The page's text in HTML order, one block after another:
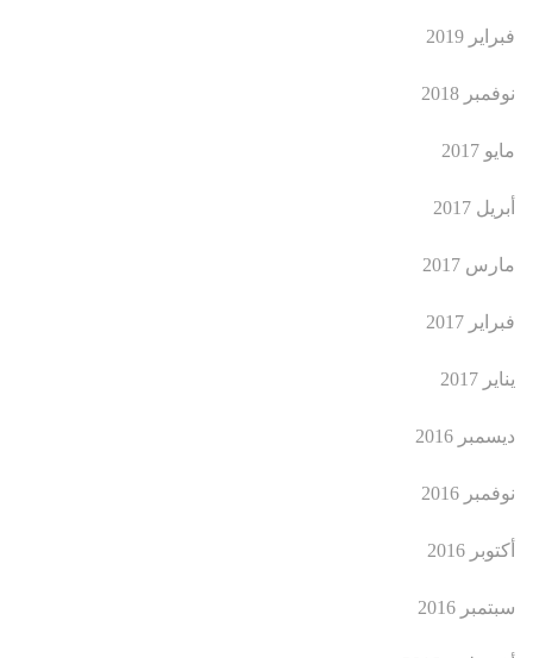
فبراير 2019
نوفمبر 2018
مايو 2017
أبريل 2017
مارس 2017
فبراير 2017
يناير 2017
ديسمبر 2016
نوفمبر 2016
أكتوبر 2016
سبتمبر 2016